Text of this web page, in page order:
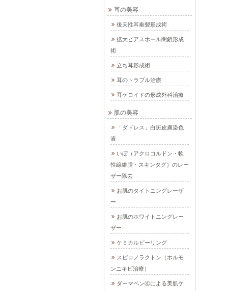
耳の美容
後天性耳垂裂形成術
拡大ピアスホール閉鎖形成
術
立ち耳形成術
耳のトラブル治療
耳ケロイドの形成外科治療
肌の美容
「ダドレス」白斑皮膚染色
液
いぼ（アクロコルドン・軟
性線維腫・スキンタグ）のレー
ザー除去
お肌のタイトニングレーザ
ー
お肌のホワイトニングレー
ザー
ケミカルピーリング
スピロノラクトン（ホルモ
ンニキビ治療）
ダーマペン④による美肌ケ